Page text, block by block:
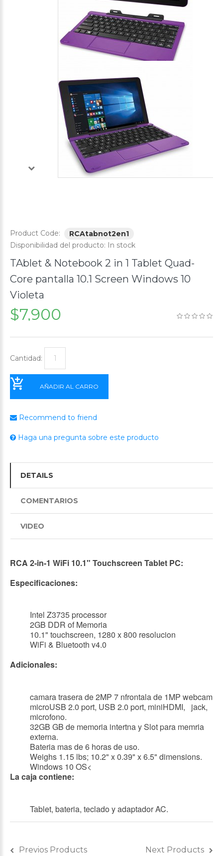
Product Code:
RCAtabnot2en1
Disponibilidad del producto:
In stock
TAblet & Notebook 2 in 1 Tablet Quad-
Core pantalla 10.1 Screen Windows 10
Violeta
$7,900
Cantidad:
AÑADIR AL CARRO
Recommend to friend
Haga una pregunta sobre este producto
DETAILS
COMENTARIOS
VIDEO
RCA 2-in-1 WiFi 10.1" Touchscreen Tablet PC:
Especificaciones:
Intel Z3735 processor
2GB DDR of Memoria
10.1" touchscreen, 1280 x 800 resolucion
WiFi & Bluetooth v4.0
Adicionales:
camara trasera de 2MP 7 nfrontala de 1MP webcam
microUSB 2.0 port, USB 2.0 port, miniHDMI, jack,
microfono.
32GB GB de memoria intertna y Slot para memria
externa.
Bateria mas de 6 horas de uso.
Weighs 1.15 lbs; 10.2" x 0.39" x 6.5" dimensions.
Windows 10 OS<
La caja contiene:
Tablet, bateria, teclado y adaptador AC.
Previos Products Next Products